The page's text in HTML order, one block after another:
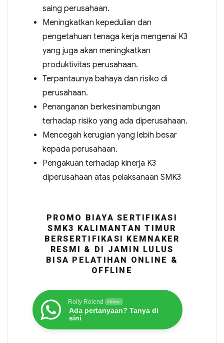
saing perusahaan.
Meningkatkan kepedulian dan
pengetahuan tenaga kerja mengenai K3
yang juga akan meningkatkan
produktivitas perusahaan.
Terpantaunya bahaya dan risiko di
perusahaan.
Penanganan berkesinambungan
terhadap risiko yang ada diperusahaan.
Mencegah kerugian yang lebih besar
kepada perusahaan.
Pengakuan terhadap kinerja K3
diperusahaan atas pelaksanaan SMK3
PROMO BIAYA SERTIFIKASI
SMK3 KALIMANTAN TIMUR
BERSERTIFIKASI KEMNAKER
RESMI & DI JAMIN LULUS
BISA PELATIHAN ONLINE &
OFFLINE
Rolly Rolend Online
Ada pertanyaan? Tanya di
sini